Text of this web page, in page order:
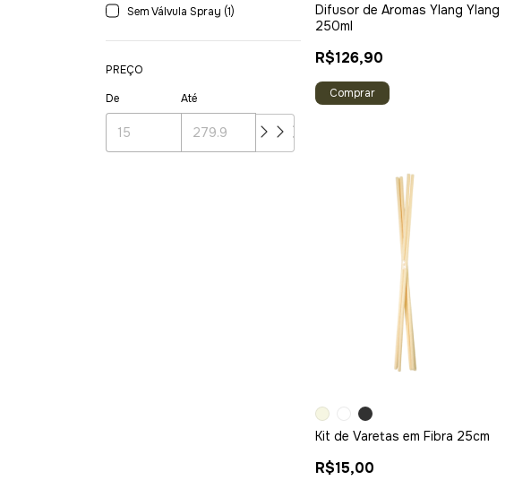
Sem Válvula Spray (1)
PREÇO
De
Até
Difusor de Aromas Ylang Ylang
250ml
R$126,90
Kit de Varetas em Fibra 25cm
R$15,00